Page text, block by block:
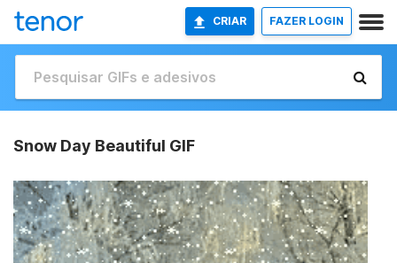
CRIAR FAZER LOGIN
Snow Day Beautiful GIF